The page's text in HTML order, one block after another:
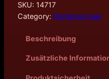
SKU: 14717
Category: Portemonnaie
Beschreibung
Zusätzliche